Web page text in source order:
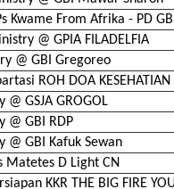
Kwame From Afrika - PD
@ GPIA FILADELFIA
@ GBI Gregoreo
ROH DOA KESEHATIAN
GSJA GROGOL
@ GBI RDP
@ GBI Kafuk Sewan
Matetes D Light CN
KKR THE BIG FIRE